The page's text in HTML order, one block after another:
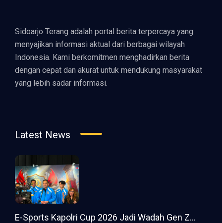
Sidoarjo Terang adalah portal berita terpercaya yang
menyajikan informasi aktual dari berbagai wilayah
Indonesia. Kami berkomitmen menghadirkan berita
dengan cepat dan akurat untuk mendukung masyarakat
yang lebih sadar informasi.
Latest News
E-Sports Kapolri Cup 2026 Jadi Wadah Gen Z...